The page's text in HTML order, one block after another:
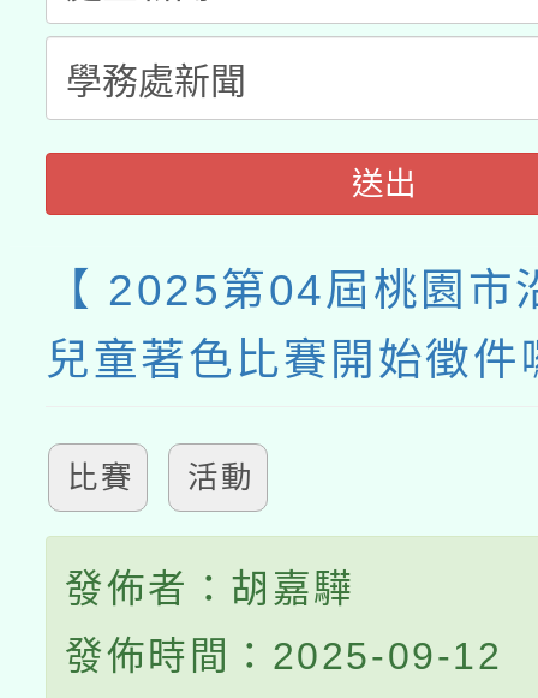
送出
【 2025第04屆桃園市
兒童著色比賽開始徵件
比賽 活動
發佈者：胡嘉驊
發佈時間：2025-09-12